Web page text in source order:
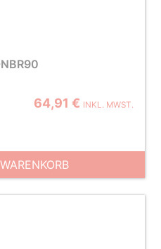
64,91 € INKL. MWST.